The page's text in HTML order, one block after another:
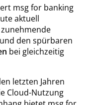
msg for banking
aktuell
und den spürbaren
bei gleichzeitig
letzten Jahren
Cloud-Nutzung